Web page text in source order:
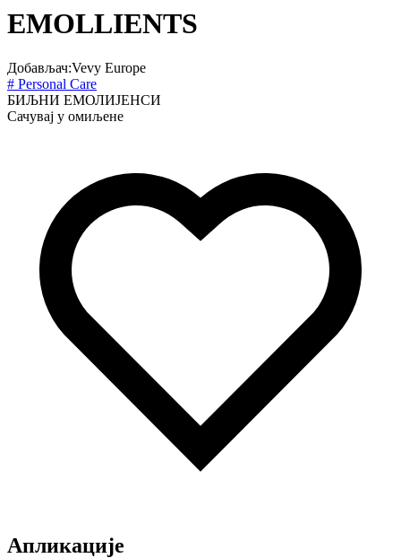
EMOLLIENTS
Добављач:Vevy Europe
# Personal Care
БИЉНИ ЕМОЛИЈЕНСИ
Сачувај у омиљене
Апликације